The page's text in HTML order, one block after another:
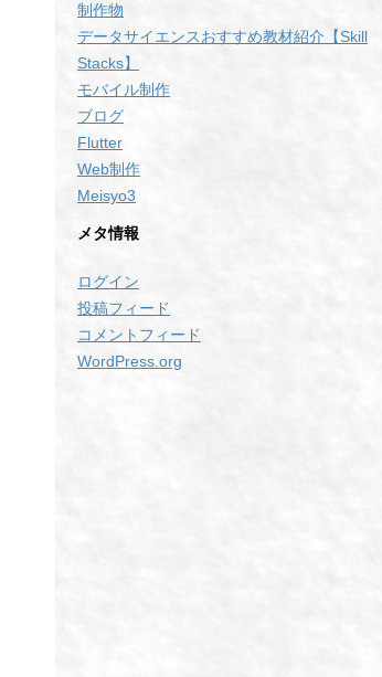
制作物
データサイエンスおすすめ教材紹介【Skill
Stacks】
モバイル制作
ブログ
Flutter
Web制作
Meisyo3
メタ情報
ログイン
投稿フィード
コメントフィード
WordPress.org